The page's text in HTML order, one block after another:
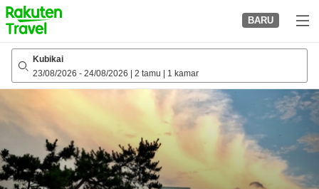
to
top
page
BARU
Kubikai
23/08/2026 - 24/08/2026 2 tamu 1 kamar